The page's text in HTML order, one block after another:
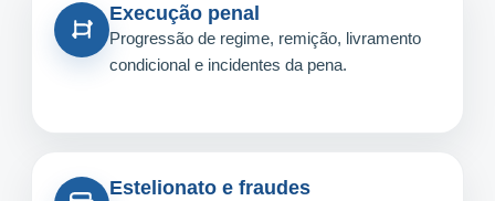
Execução penal
Progressão de regime, remição, livramento
condicional e incidentes da pena.
Estelionato e fraudes